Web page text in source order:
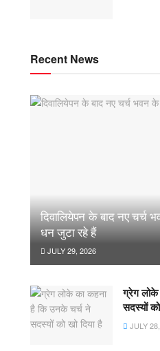
Recent News
दिवालियेपन के बाद नए चर्च
धन जुटा रहे हैं
JULY 29, 2026
ग्रेग
सदस्यों
JULY